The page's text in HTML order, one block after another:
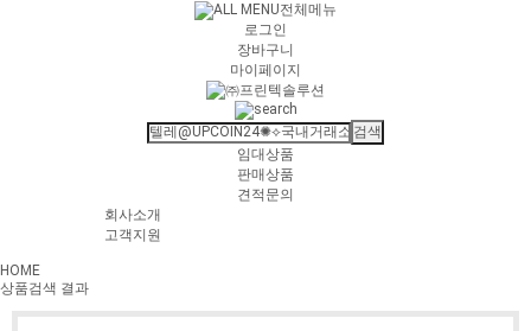
전체메뉴
로그인
장바구니
마이페이지
임대상품
판매상품
견적문의
회사소개
고객지원
HOME
상품검색 결과